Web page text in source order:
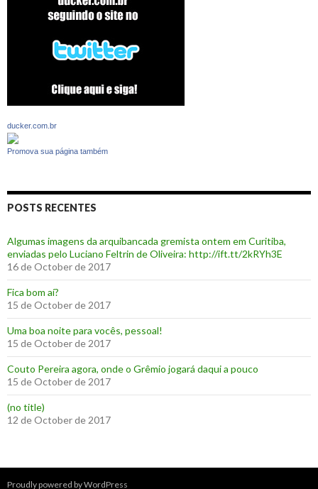
ducker.com.br
Promova sua página também
POSTS RECENTES
Algumas imagens da arquibancada gremista ontem em Curitiba,
enviadas pelo Luciano Feltrin de Oliveira: http://ift.tt/2kRYh3E
16 de October de 2017
‪Fica bom aí?‬
15 de October de 2017
Uma boa noite para vocês, pessoal!
15 de October de 2017
‪Couto Pereira agora, onde o Grêmio jogará daqui a pouco ‬
15 de October de 2017
(no title)
12 de October de 2017
Proudly powered by WordPress